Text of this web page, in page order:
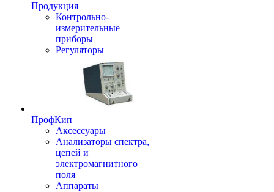
Продукция
Контрольно-
измерительные
приборы
Регуляторы
ПрофКип
Аксессуары
Анализаторы спектра,
цепей и
электромагнитного
поля
Аппараты